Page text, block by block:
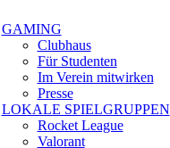
GAMING
Clubhaus
Für Studenten
Im Verein mitwirken
Presse
LOKALE SPIELGRUPPEN
Rocket League
Valorant